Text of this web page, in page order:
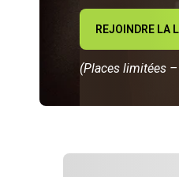
REJOINDRE LA
(Places limitées